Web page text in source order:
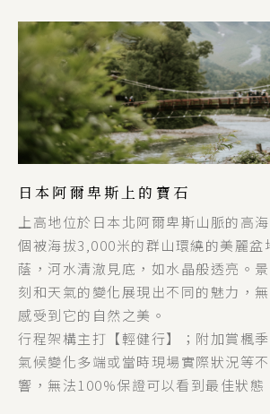
日本阿爾卑斯上的寶石
上高地位於日本北阿爾卑斯山脈的高
個被海拔3,000米的群山環繞的美麗盆
蔭，河水清澈見底，如水晶般透亮。
刻和天氣的變化展現出不同的魅力，
感受到它的自然之美。
行程架構主打【輕健行】；附加賞楓
氣候變化多端或當時現場實際狀況等
響，無法100%保證可以看到最佳狀態